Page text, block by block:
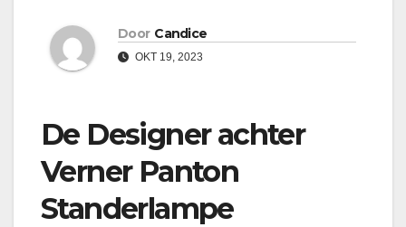
Door Candice
OKT 19, 2023
De Designer achter
Verner Panton
Standerlampe